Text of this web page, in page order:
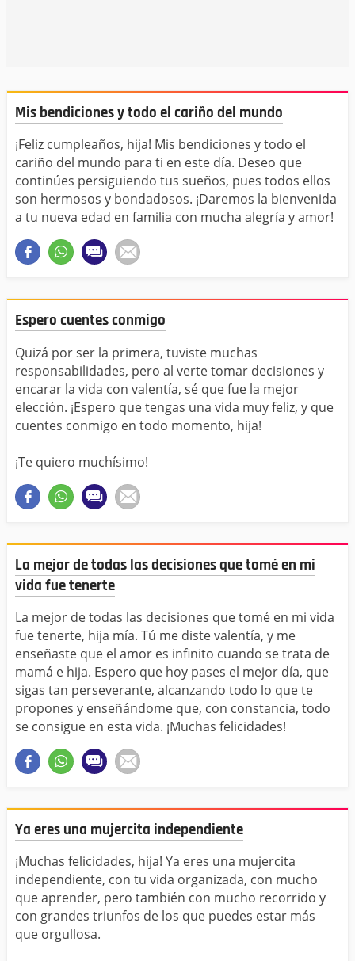
Mis bendiciones y todo el cariño del mundo
¡Feliz cumpleaños, hija! Mis bendiciones y todo el
cariño del mundo para ti en este día. Deseo que
continúes persiguiendo tus sueños, pues todos ellos
son hermosos y bondadosos. ¡Daremos la bienvenida
a tu nueva edad en familia con mucha alegría y amor!
Espero cuentes conmigo
Quizá por ser la primera, tuviste muchas
responsabilidades, pero al verte tomar decisiones y
encarar la vida con valentía, sé que fue la mejor
elección. ¡Espero que tengas una vida muy feliz, y que
cuentes conmigo en todo momento, hija!
¡Te quiero muchísimo!
La mejor de todas las decisiones que tomé en mi
vida fue tenerte
La mejor de todas las decisiones que tomé en mi vida
fue tenerte, hija mía. Tú me diste valentía, y me
enseñaste que el amor es infinito cuando se trata de
mamá e hija. Espero que hoy pases el mejor día, que
sigas tan perseverante, alcanzando todo lo que te
propones y enseñándome que, con constancia, todo
se consigue en esta vida. ¡Muchas felicidades!
Ya eres una mujercita independiente
¡Muchas felicidades, hija! Ya eres una mujercita
independiente, con tu vida organizada, con mucho
que aprender, pero también con mucho recorrido y
con grandes triunfos de los que puedes estar más
que orgullosa.